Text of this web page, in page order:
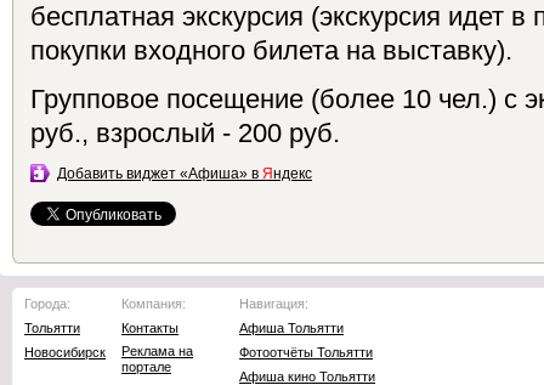
бесплатная экскурсия (экскурсия идет в
покупки входного билета на выставку).
Групповое посещение (более 10 чел.) с
руб., взрослый - 200 руб.
Добавить виджет «Афиша» в Яндекс
Города:
Тольятти
Новосибирск
Компания:
Контакты
Реклама на
портале
Навигация:
Афиша Тольятти
Фотоотчёты Тольятти
Афиша кино Тольятти